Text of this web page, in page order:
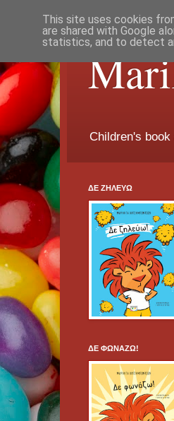
Children's book
ΔΕ ΖΗΛΕΥΩ
ΔΕ ΦΩΝΑΖΩ!
This site uses cookies
are shared with Google
statistics, and to detect